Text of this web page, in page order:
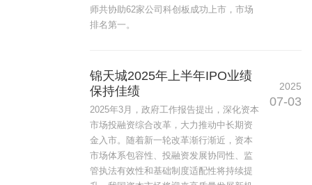
师共协助62家公司科创板成功上市，市场
排名第一。
锦天城2025年上半年IPO业绩
保持佳绩
2025年3月，政府工作报告提出，深化资本
市场投融资综合改革，大力推动中长期资
金入市。随着新一轮改革渐行渐近，资本
市场体系包容性、投融资发展协同性、监
管执法有效性和基础制度适配性将持续提
2025
07-03